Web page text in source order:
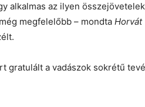
alkalmas az ilyen
megfelelőbb – mondta Horvát
gratulált a vadászok sokrétű